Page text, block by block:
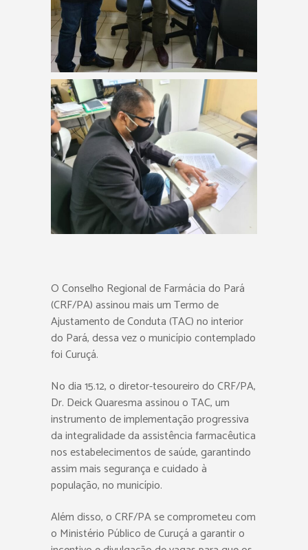
O Conselho Regional de Farmácia do Pará
(CRF/PA) assinou mais um Termo de
Ajustamento de Conduta (TAC) no interior
do Pará, dessa vez o município contemplado
foi Curuçá.
No dia 15.12, o diretor-tesoureiro do CRF/PA,
Dr. Deick Quaresma assinou o TAC, um
instrumento de implementação progressiva
da integralidade da assistência farmacêutica
nos estabelecimentos de saúde, garantindo
assim mais segurança e cuidado à
população, no município.
Além disso, o CRF/PA se comprometeu com
o Ministério Público de Curuçá a garantir o